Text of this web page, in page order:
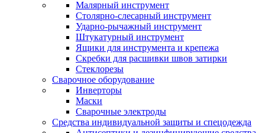
Малярный инструмент
Столярно-слесарный инструмент
Ударно-рычажный инструмент
Штукатурный инструмент
Ящики для инструмента и крепежа
Скребки для расшивки швов затирки
Стеклорезы
Сварочное оборудование
Инверторы
Маски
Сварочные электроды
Средства индивидуальной защиты и спецодежда